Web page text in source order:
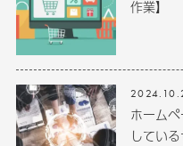
作業】
ホーム
してい